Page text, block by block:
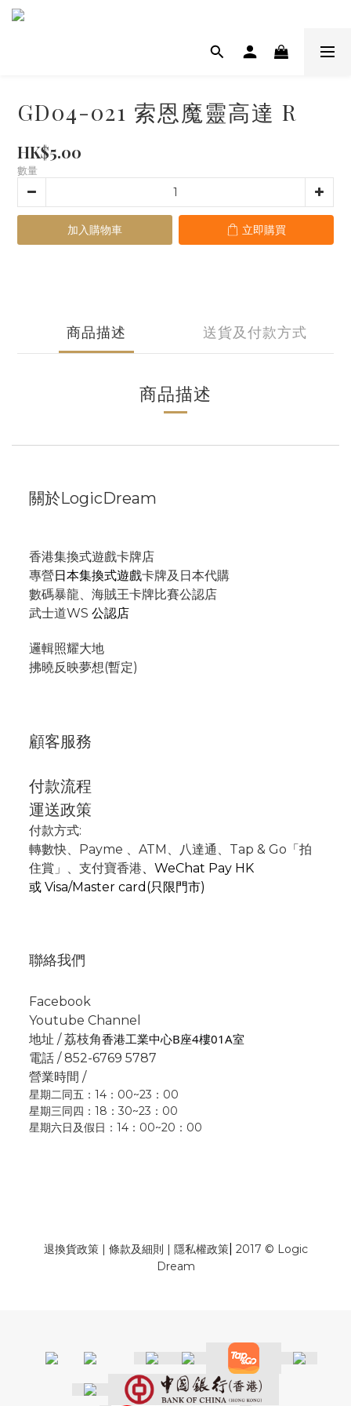
GD04-021 索恩魔靈高達 R
HK$5.00
數量
加入購物車 立即購買
商品描述 送貨及付款方式
商品描述
關於LogicDream
香港集換式遊戲卡牌店
專營日本集換式遊戲卡牌及日本代購
數碼暴龍、海賊王卡牌比賽公認店
武士道WS 公認店
邏輯照耀大地
拂曉反映夢想(暫定)
顧客服務
付款流程
運送政策
付款方式:
轉數快、Payme 、 ATM 、
八達通、Tap & Go「拍
住賞」 、支付寶香港、 WeChat Pay HK
或 Visa/Master card(只限門市)
聯絡我們
Facebook
Youtube Channel
地址 / 荔枝角香港工業中心B座4樓01A室
電話 / 852-6769 5787
營業時間 /
星期二同五：14：00~23：00
星期三同四：18：30~23：00
星期六日及假日：14：00~20：00
退換貨政策| 條款及細則 | 隱私權政策| 2017 © Logic
Dream